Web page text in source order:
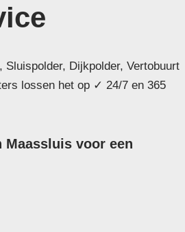
Sluispolder, Dijkpolder, Vertobuurt
lossen het op ✓ 24/7 en 365
voor een